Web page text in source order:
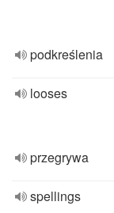
podkreślenia
looses
przegrywa
spellings